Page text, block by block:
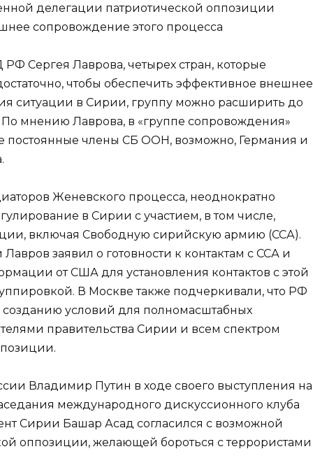
делегации патриотической оппозиции
сопровождение этого процесса
Сергея Лаврова, четырех стран, которые
чтобы обеспечить эффективное внешнее
ситуации в Сирии, группу можно расширить до
мнению Лаврова, в «группе сопровождения»
постоянные члены СБ ООН, возможно, Германия и
Женевского процесса, неоднократно
в Сирии с участием, в том числе,
включая Свободную сирийскую армию (ССА).
заявил о готовности к контактам с ССА и
от США для установления контактов с этой
В Москве также подчеркивали, что РФ
созданию условий для полномасштабных
правительства Сирии и всем спектром
Владимир Путин в ходе своего выступления на
международного дискуссионного клуба
Сирии Башар Асад согласился с возможной
оппозиции, желающей бороться с террористами